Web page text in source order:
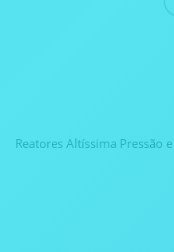
Reatores Altíssima Pressão